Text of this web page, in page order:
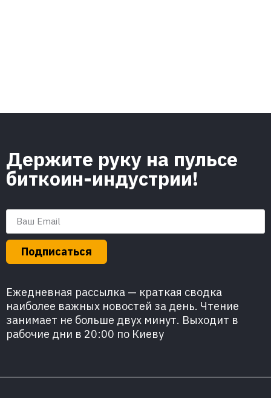
Держите руку на пульсе
биткоин-индустрии!
Подписаться
Ежедневная рассылка — краткая сводка
наиболее важных новостей за день. Чтение
занимает не больше двух минут. Выходит в
рабочие дни в 20:00 по Киеву